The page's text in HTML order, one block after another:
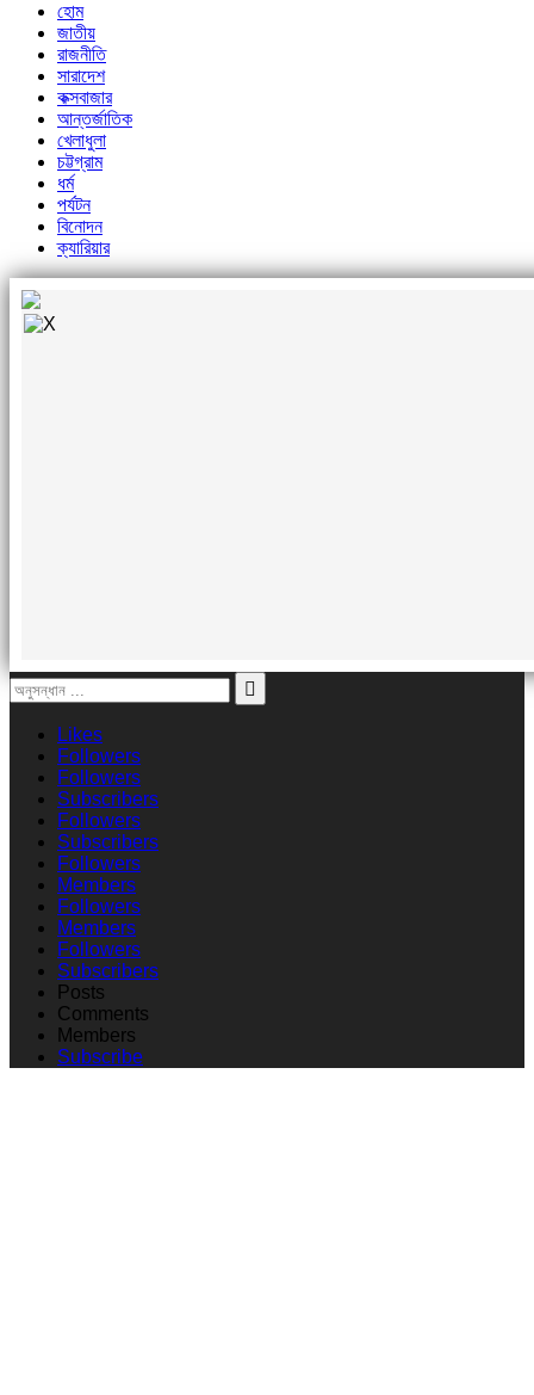
হোম
জাতীয়
রাজনীতি
সারাদেশ
কক্সবাজার
আন্তর্জাতিক
খেলাধুলা
চট্টগ্রাম
ধর্ম
পর্যটন
বিনোদন
ক্যারিয়ার
Likes
Followers
Followers
Subscribers
Followers
Subscribers
Followers
Members
Followers
Members
Followers
Subscribers
Posts
Comments
Members
Subscribe